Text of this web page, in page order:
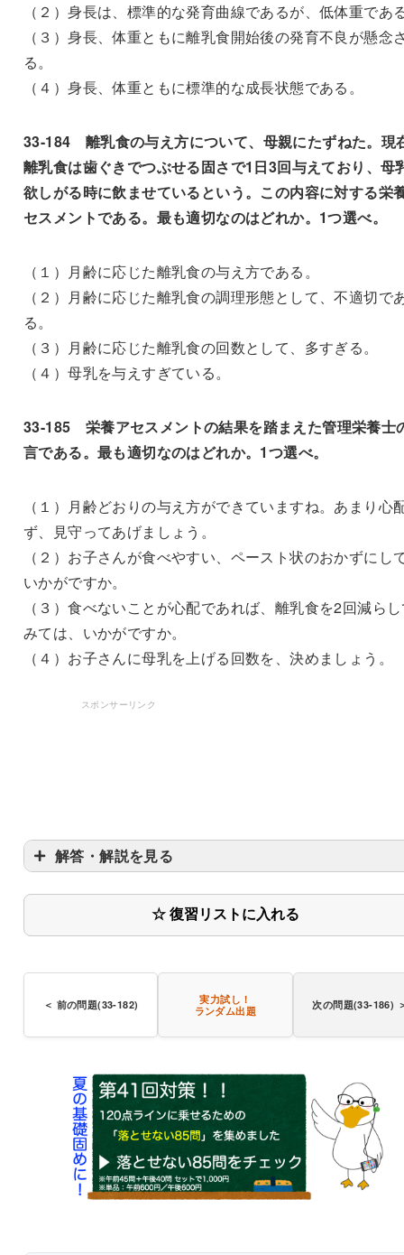
（２）身長は、標準的な発育曲線であるが、低体重であ
（３）身長、体重ともに離乳食開始後の発育不良が懸念
る。
（４）身長、体重ともに標準的な成長状態である。
33-184 離乳食の与え方について、母親にたずねた。現
離乳食は歯ぐきでつぶせる固さで1日3回与えており、母
欲しがる時に飲ませているという。この内容に対する栄
セスメントである。最も適切なのはどれか。1つ選べ。
（１）月齢に応じた離乳食の与え方である。
（２）月齢に応じた離乳食の調理形態として、不適切で
る。
（３）月齢に応じた離乳食の回数として、多すぎる。
（４）母乳を与えすぎている。
33-185 栄養アセスメントの結果を踏まえた管理栄養士
言である。最も適切なのはどれか。1つ選べ。
（１）月齢どおりの与え方ができていますね。あまり心
ず、見守ってあげましょう。
（２）お子さんが食べやすい、ペースト状のおかずにし
いかがですか。
（３）食べないことが心配であれば、離乳食を2回減ら
みては、いかがですか。
（４）お子さんに母乳を上げる回数を、決めましょう。
スポンサーリンク
解答・解説を見る
〇
☆ 復習リストに入れる
＜ 前の問題(33-182)
実力試し！
ランダム出題
次の問題(33-186)